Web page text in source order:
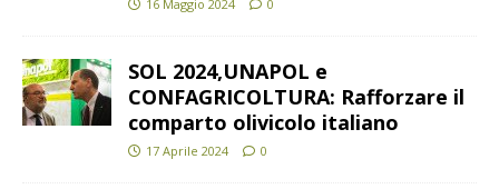
16 Maggio 2024 0
SOL 2024,UNAPOL e
CONFAGRICOLTURA: Rafforzare il
comparto olivicolo italiano
17 Aprile 2024 0